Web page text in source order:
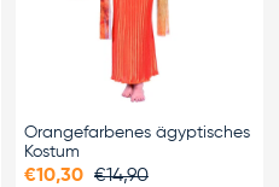
Orangefarbenes ägyptisches
Kostum
€10,30 €14,90